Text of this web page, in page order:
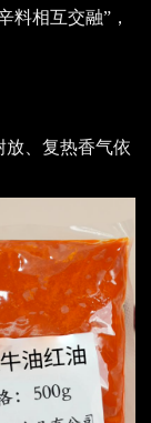
料相互交融”，
放、复热香气依